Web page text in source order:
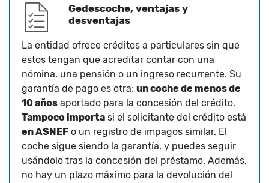
Gedescoche, ventajas y
desventajas
La entidad ofrece créditos a particulares sin que
estos tengan que acreditar contar con una
nómina, una pensión o un ingreso recurrente. Su
garantía de pago es otra: un coche de menos de
10 años aportado para la concesión del crédito.
Tampoco importa si el solicitante del crédito está
en ASNEF o un registro de impagos similar. El
coche sigue siendo la garantía, y puedes seguir
usándolo tras la concesión del préstamo. Además,
no hay un plazo máximo para la devolución del